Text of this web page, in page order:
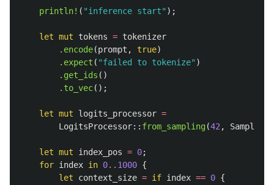
println! ( "inference start" );
let mut tokens = tokenizer
.encode(prompt , true)
.expect ( "failed to tokenize" )
.get_ids ()
.to_vec();
let mut logits_processor =
LogitsProcessor:: from_sampling(42 , Sampling
let mut index_pos = 0;
for index in 0.. 1000 {
let
context_size = if index == 0 {